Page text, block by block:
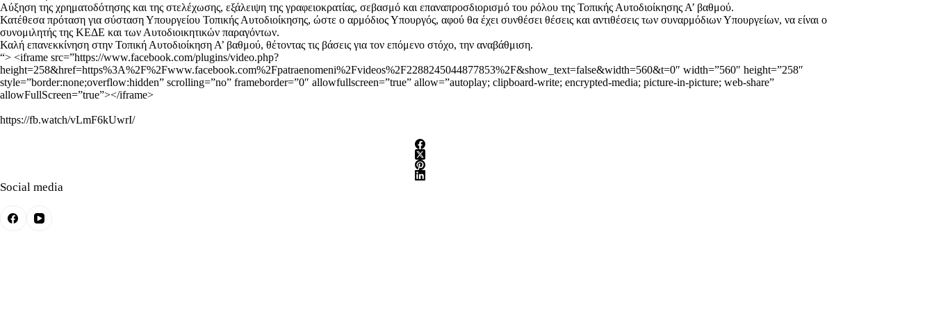
Αύξηση της χρηματοδότησης και της στελέχωσης, εξάλειψη της γραφειοκρατίας, σεβασμό και επαναπροσδιορισμό του ρόλου της Τοπικής Αυτοδιοίκησης Α’ βαθμού.
Κατέθεσα πρόταση για σύσταση Υπουργείου Τοπικής Αυτοδιοίκησης, ώστε ο αρμόδιος Υπουργός, αφού θα έχει συνθέσει θέσεις και αντιθέσεις των συναρμόδιων Υπουργείων, να είναι ο
συνομιλητής της ΚΕΔΕ και των Αυτοδιοικητικών παραγόντων.
Καλή επανεκκίνηση στην Τοπική Αυτοδιοίκηση Α’ βαθμού, θέτοντας τις βάσεις για τον επόμενο στόχο, την αναβάθμιση.
“> <iframe src=”https://www.facebook.com/plugins/video.php?
height=258&href=https%3A%2F%2Fwww.facebook.com%2Fpatraenomeni%2Fvideos%2F2288245044877853%2F&show_text=false&width=560&t=0″ width=”560″ height=”258″
style=”border:none;overflow:hidden” scrolling=”no” frameborder=”0″ allowfullscreen=”true” allow=”autoplay; clipboard-write; encrypted-media; picture-in-picture; web-share”
allowFullScreen=”true”></iframe>
https://fb.watch/vLmF6kUwrI/
Social media